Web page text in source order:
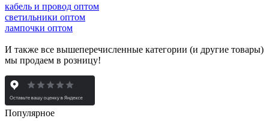
кабель и провод оптом
светильники оптом
лампочки оптом
И также все вышеперечисленные категории (и другие товары)
мы продаем в розницу!
Популярное